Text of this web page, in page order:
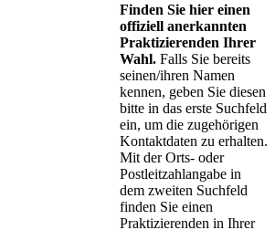
Finden Sie hier einen
offiziell anerkannten
Praktizierenden Ihrer
Wahl. Falls Sie bereits
seinen/ihren Namen
kennen, geben Sie diesen
bitte in das erste Suchfeld
ein, um die zugehörigen
Kontaktdaten zu erhalten.
Mit der Orts- oder
Postleitzahlangabe in
dem zweiten Suchfeld
finden Sie einen
Praktizierenden in Ihrer